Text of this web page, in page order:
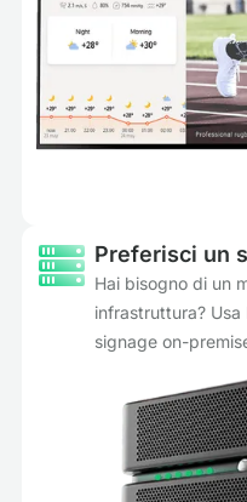
Preferisci un
Hai bisogno di un
infrastruttura?
signage on-